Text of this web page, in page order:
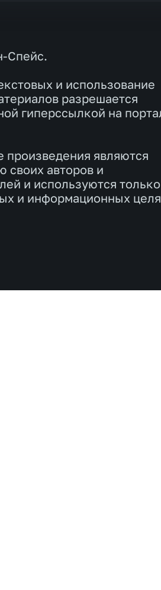
Спейс.
и использование
разрешается
гиперссылкой на
произведения являются
своих авторов и
и используются
и информационных